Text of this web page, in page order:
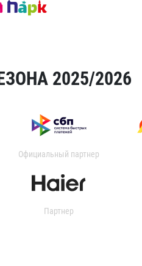
2025/2026
Официальный партнер
Партнер